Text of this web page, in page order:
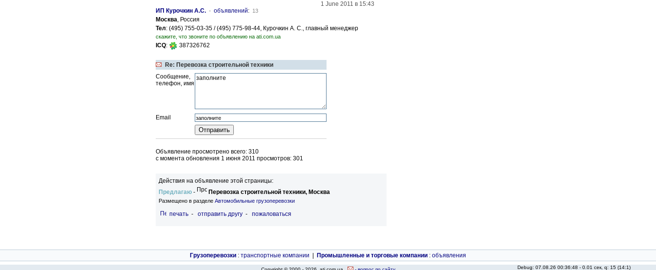
1 June 2011 в 15:43
ИП Курочкин А.С. - объявлений: 13
Москва, Россия
Тел: (495) 755-03-35 / (495) 775-98-44, Курочкин А. С., главный менеджер
скажите, что звоните по объявлению на ati.com.ua
ICQ: 387326762
Re: Перевозка строительной техники
Сообщение,
телефон, имя
Email
Объявление просмотрено всего: 310
c момента обновления 1 июня 2011 просмотров: 301
Действия на объявление этой страницы:
Предлагаю - Перевозка строительной техники, Москва
Размещено в разделе Автомобильные грузоперевозки
печать - отправить другу - пожаловаться
Грузоперевозки : транспортные компании Промышленные и торговые компании : объявления
Debug: 07.08.26 00:36:48 - 0.01 сек, q: 15 (14:1)